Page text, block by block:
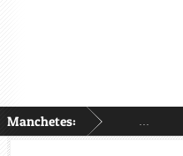
Manchetes: